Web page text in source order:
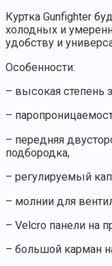
Куртка Gunfighter
холодных и
удобству и
Особенности:
– высокая степень
–
– передняя
подбородка,
– регулируемый
– молнии для
– Velcro панели на
– большой карман